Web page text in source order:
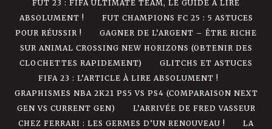
FUT 23 : FIFA ULTIMATE TEAM, LE GUIDE À LIRE
ABSOLUMENT !
FUT CHAMPIONS FC 25 : 5 ASTUCES
POUR RÉUSSIR !
GAGNER DE L’ARGENT – ÊTRE RICHE
SUR ANIMAL CROSSING NEW HORIZONS (OBTENIR DES
CLOCHETTES RAPIDEMENT)
GLITCHS ET ASTUCES
FIFA 23 : L’ARTICLE À LIRE ABSOLUMENT !
GRAPHISMES NBA 2K21 PS5 VS PS4 (COMPARAISON NEXT
GEN VS CURRENT GEN)
L’ARRIVÉE DE FRED VASSEUR
CHEZ FERRARI : LES GERMES D’UN RENOUVEAU !
LA